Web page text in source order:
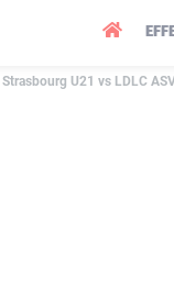
Strasbourg U21 vs LDLC